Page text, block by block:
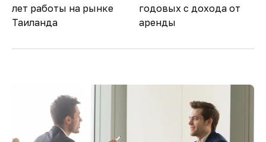
лет работы на рынке
Таиланда
годовых с дохода от
аренды